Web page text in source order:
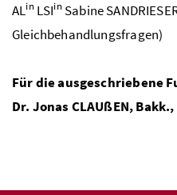
ALinLSIinSabine
Gleichbehandlungsfragen)
Für die ausgeschriebene
Dr. Jonas CLAUßEN,Bakk.